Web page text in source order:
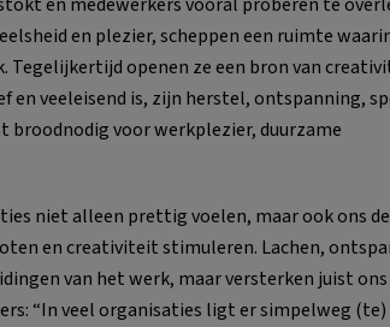
en medewerkers vooral proberen te
en plezier, scheppen een ruimte
Tegelijkertijd openen ze een bron van
en veeleisend is, zijn herstel, ontspanning,
broodnodig voor werkplezier, duurzame
niet alleen prettig voelen, maar ook ons
en creativiteit stimuleren. Lachen,
van het werk, maar versterken juist ons
“In veel organisaties ligt er simpelweg (te)